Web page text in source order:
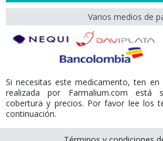
Varios medios de
Si necesitas este medicamento, ten en
realizada por Farmalium.com está
cobertura y precios. Por favor lee los
continuación.